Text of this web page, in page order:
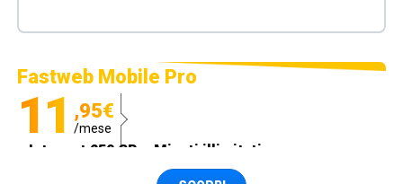
Fastweb Mobile Pro
11 ,95€
/mese
Internet 250 GB e Minuti illimitati
Spedizione SIM GRATIS